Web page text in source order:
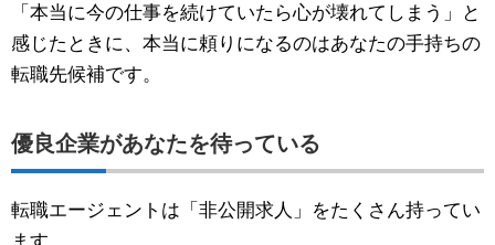
「本当に今の仕事を続けていたら心が壊れてしまう」と
感じたときに、本当に頼りになるのはあなたの手持ちの
転職先候補です。
優良企業があなたを待っている
転職エージェントは「非公開求人」をたくさん持ってい